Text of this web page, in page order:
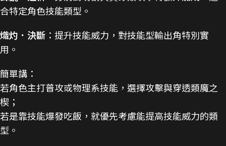
合特定角色技能類型。
熾灼．決斷 ：提升技能威力，對技能型輸出角特別實
用。
簡單講：
若角色主打普攻或物理系技能，選擇攻擊與穿透類魔之
楔；
若是靠技能爆發吃飯，就優先考慮能提高技能威力的類
型。